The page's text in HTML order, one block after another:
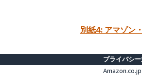
別紙4: アマゾン
プライバシ